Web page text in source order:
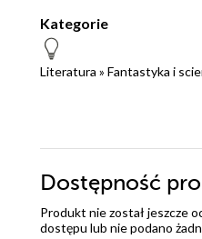
Kategorie
Literatura » Fantastyka i
Dostępność
Produkt nie został jeszcze
dostępu lub nie podano